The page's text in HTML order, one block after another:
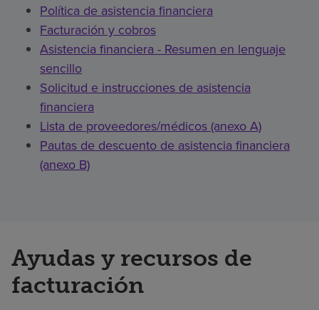
Política de asistencia financiera
Facturación y cobros
Asistencia financiera - Resumen en lenguaje
sencillo
Solicitud e instrucciones de asistencia
financiera
Lista de proveedores/médicos (anexo A)
Pautas de descuento de asistencia financiera
(anexo B)
Ayudas y recursos de
facturación